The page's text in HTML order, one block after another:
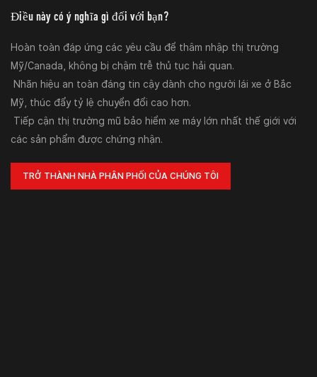
Điều này có ý nghĩa gì đối với bạn?
Hoàn toàn đáp ứng các yêu cầu để thâm nhập thị trường
Mỹ/Canada, không bị chậm trễ thủ tục hải quan.
Nhãn hiệu an toàn đáng tin cậy dành cho người lái xe ở Bắc
Mỹ, thúc đẩy tỷ lệ chuyển đổi cao hơn.
Tiếp cận thị trường mũ bảo hiểm xe máy lớn nhất thế giới với
các sản phẩm được chứng nhận.
TRỞ THÀNH NHÀ PHÂN PHỐI CỦA CHÚNG TÔI